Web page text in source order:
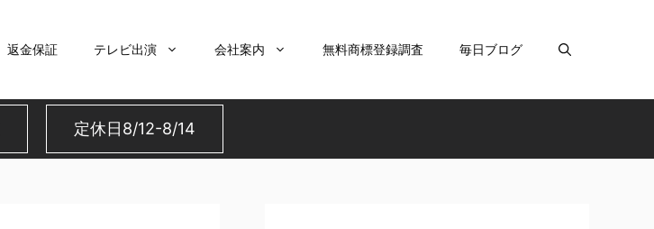
返金保証 テレビ出演 会社案内 無料商標登録調査 毎日ブログ
定休日8/12-8/14